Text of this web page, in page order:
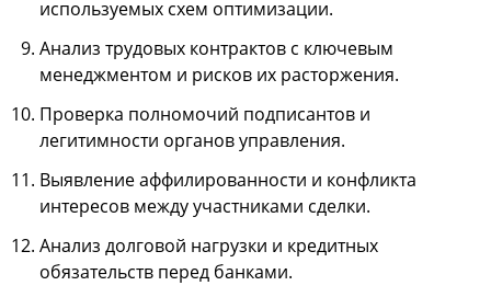
используемых схем оптимизации.
Анализ трудовых контрактов с ключевым
менеджментом и рисков их расторжения.
Проверка полномочий подписантов и
легитимности органов управления.
Выявление аффилированности и конфликта
интересов между участниками сделки.
Анализ долговой нагрузки и кредитных
обязательств перед банками.